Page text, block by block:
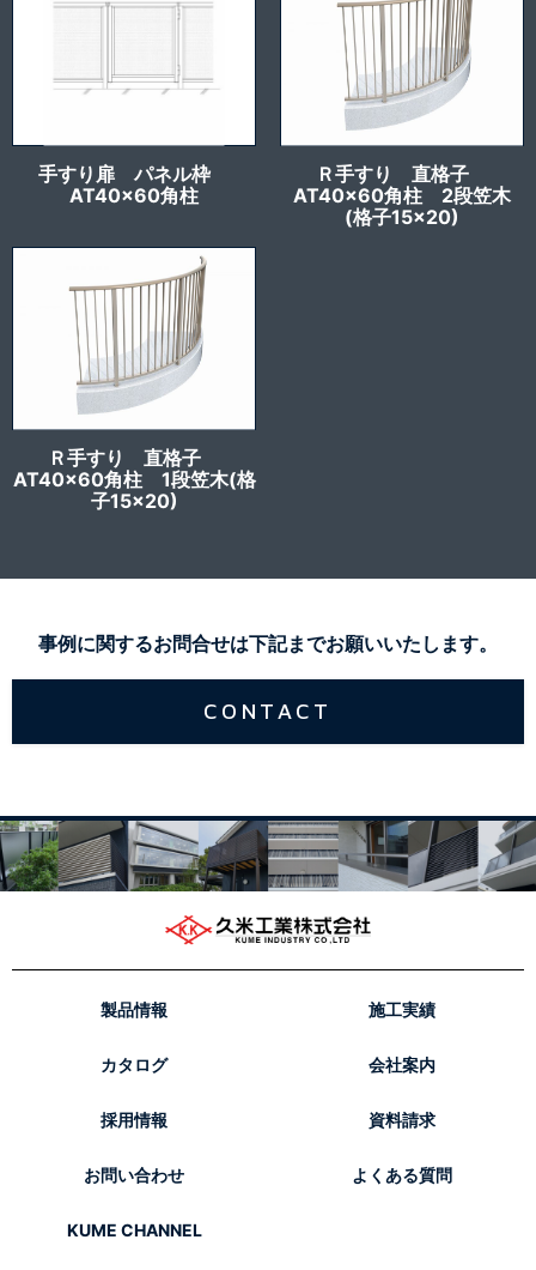
手すり扉 パネル枠
AT40x60角柱
Ｒ手すり 直格子
AT40x60角柱 2段笠木
(格子15×20)
Ｒ手すり 直格子
AT40x60角柱 1段笠木(格
子15×20)
事例に関するお問合せは下記までお願いいたします。
CONTACT
製品情報 施工実績
カタログ 会社案内
採用情報 資料請求
お問い合わせ よくある質問
KUME CHANNEL